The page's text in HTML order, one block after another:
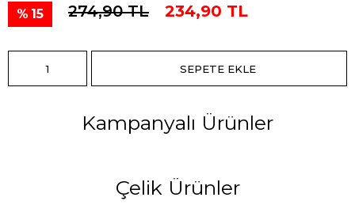
15 274,90 TL 234,90 TL
Kampanyalı Ürünler
Çelik Ürünler